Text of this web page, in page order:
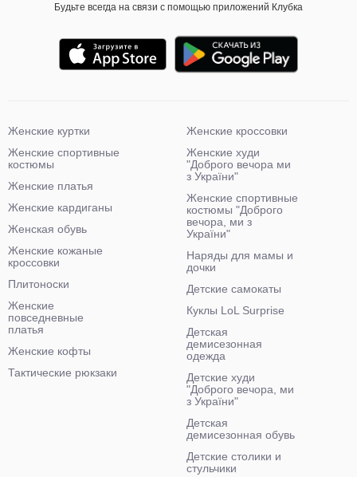
Будьте всегда на связи с помощью приложений Клубка
Женские куртки
Женские спортивные
костюмы
Женские платья
Женские кардиганы
Женская обувь
Женские кожаные
кроссовки
Плитоноски
Женские
повседневные
платья
Женские кофты
Тактические рюкзаки
Женские кроссовки
Женские худи
"Доброго вечора ми
з України"
Женские спортивные
костюмы "Доброго
вечора, ми з
України"
Наряды для мамы и
дочки
Детские самокаты
Куклы LoL Surprise
Детская
демисезонная
одежда
Детские худи
"Доброго вечора, ми
з України"
Детская
демисезонная обувь
Детские столики и
стульчики